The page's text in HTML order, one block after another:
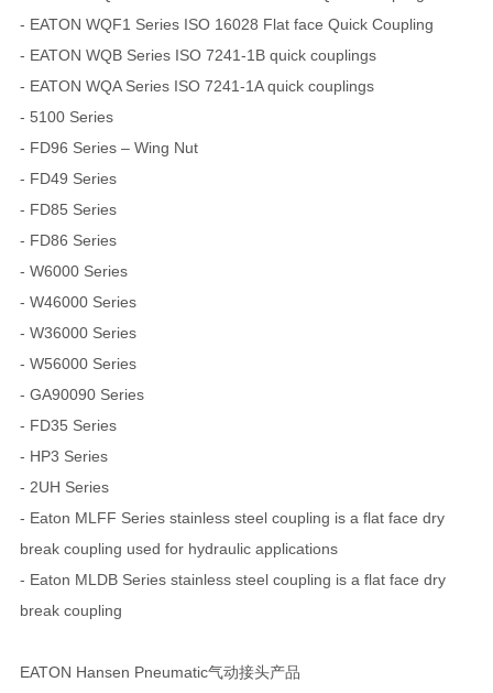
- EATON WQF1 Series ISO 16028 Flat face Quick Coupling
- EATON WQB Series ISO 7241-1B quick couplings
- EATON WQA Series ISO 7241-1A quick couplings
- 5100 Series
- FD96 Series – Wing Nut
- FD49 Series
- FD85 Series
- FD86 Series
- W6000 Series
- W46000 Series
- W36000 Series
- W56000 Series
- GA90090 Series
- FD35 Series
- HP3 Series
- 2UH Series
- Eaton MLFF Series stainless steel coupling is a flat face dry
break coupling used for hydraulic applications
- Eaton MLDB Series stainless steel coupling is a flat face dry
break coupling
EATON Hansen Pneumatic气动接头产品